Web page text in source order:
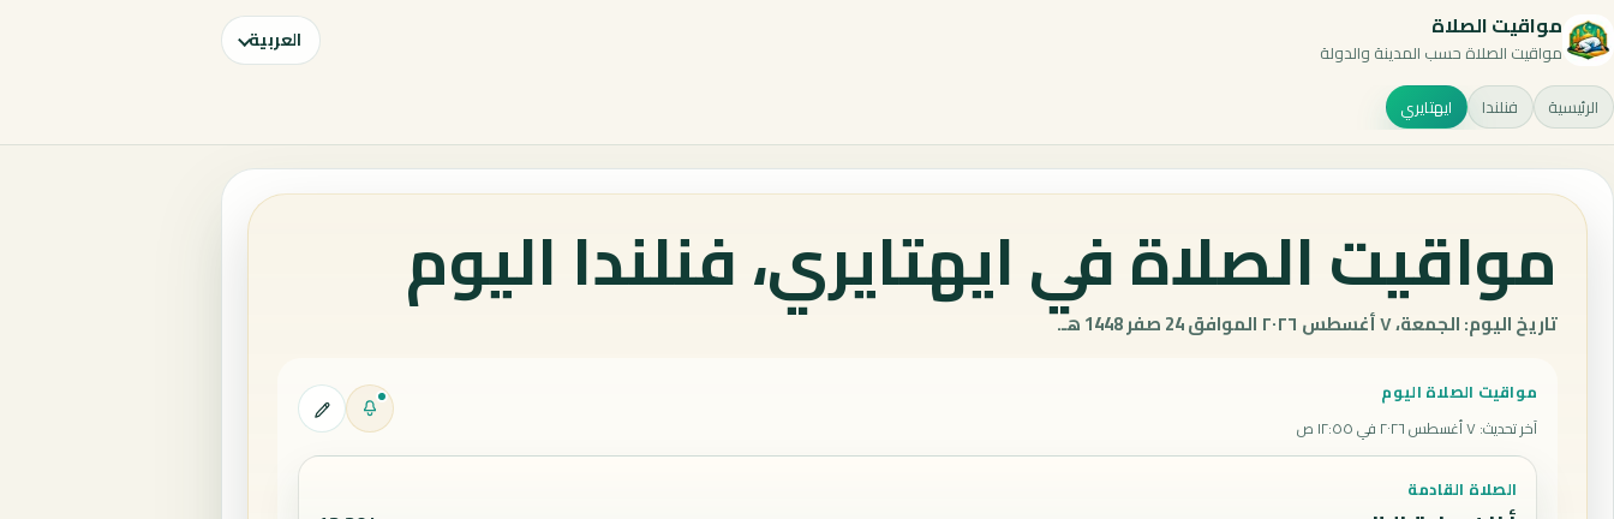
مواقيت الصلاة
مواقيت الصلاة حسب المدينة والدولة العربية
الرئيسية فنلندا ايهتايري
مواقيت الصلاة في ايهتايري، فنلندا اليوم
تاريخ اليوم: الجمعة، ٧ أغسطس ٢٠٢٦ الموافق 24 صفر 1448 هـ.
مواقيت الصلاة اليوم
آخر تحديث:٧ أغسطس ٢٠٢٦ في ١٢:٥٥ ص
الصلاة القادمة